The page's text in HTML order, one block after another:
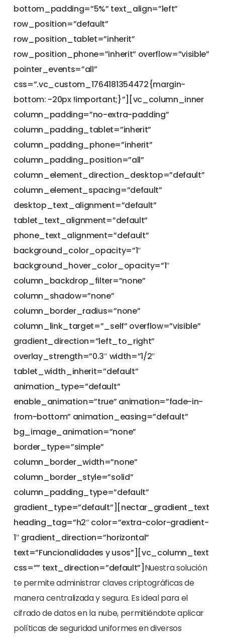
bottom_padding=”5%” text_align=”left”
row_position=”default”
row_position_tablet=”inherit”
row_position_phone=”inherit” overflow=”visible”
pointer_events=”all”
css=”.vc_custom_1764181354472{margin-
bottom: -20px !important;}”][vc_column_inner
column_padding=”no-extra-padding”
column_padding_tablet=”inherit”
column_padding_phone=”inherit”
column_padding_position=”all”
column_element_direction_desktop=”default”
column_element_spacing=”default”
desktop_text_alignment=”default”
tablet_text_alignment=”default”
phone_text_alignment=”default”
background_color_opacity=”1″
background_hover_color_opacity=”1″
column_backdrop_filter=”none”
column_shadow=”none”
column_border_radius=”none”
column_link_target=”_self” overflow=”visible”
gradient_direction=”left_to_right”
overlay_strength=”0.3″ width=”1/2″
tablet_width_inherit=”default”
animation_type=”default”
enable_animation=”true” animation=”fade-in-
from-bottom” animation_easing=”default”
bg_image_animation=”none”
border_type=”simple”
column_border_width=”none”
column_border_style=”solid”
column_padding_type=”default”
gradient_type=”default”][nectar_gradient_text
heading_tag=”h2″ color=”extra-color-gradient-
1″ gradient_direction=”horizontal”
text=”Funcionalidades y usos”][vc_column_text
css=”” text_direction=”default”] Nuestra solución
te permite administrar claves criptográficas de
manera centralizada y segura. Es ideal para el
cifrado de datos en la nube, permitiéndote aplicar
políticas de seguridad uniformes en diversos